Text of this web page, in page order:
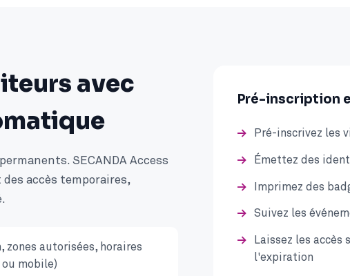
avec
SECANDA Access
accès temporaires,
zones autorisées, horaires
mobile)
Pré-inscription
Pré-inscrivez les
Émettez des
Imprimez des
Suivez les
Laissez les
l'expiration